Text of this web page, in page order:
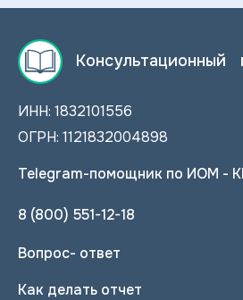
Консультационный
ИНН: 1832101556
ОГРН: 1121832004898
Telegram-помощник по ИОМ -
8 (800) 551-12-18
Вопрос- ответ
Как делать отчет